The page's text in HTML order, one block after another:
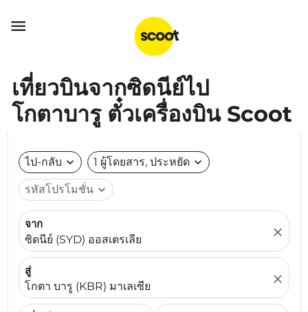

เที่ยวบินจากซิดนีย์ไป
โกตาบารู ตั๋วเครื่องบิน Scoot
ไป-กลับ expand_more 1 ผู้โดยสาร, ประหยัด expand_more
รหัสโปรโมชั่น expand_more
จาก
ซิดนีย์ (SYD) ออสเตรเลีย
close
สู่
โกตา บารู (KBR) มาเลเซีย
close